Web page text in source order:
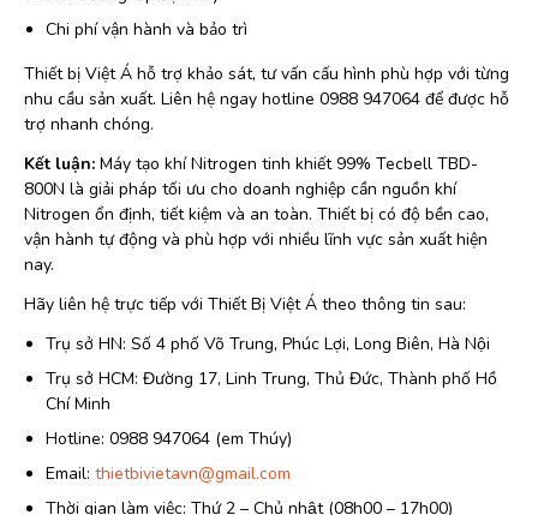
Chi phí vận hành và bảo trì
Thiết bị Việt Á hỗ trợ khảo sát, tư vấn cấu hình phù hợp với từng
nhu cầu sản xuất. Liên hệ ngay hotline 0988 947064 để được hỗ
trợ nhanh chóng.
Kết luận: Máy tạo khí Nitrogen tinh khiết 99% Tecbell TBD-
800N là giải pháp tối ưu cho doanh nghiệp cần nguồn khí
Nitrogen ổn định, tiết kiệm và an toàn. Thiết bị có độ bền cao,
vận hành tự động và phù hợp với nhiều lĩnh vực sản xuất hiện
nay.
Hãy liên hệ trực tiếp với Thiết Bị Việt Á theo thông tin sau:
Trụ sở HN: Số 4 phố Võ Trung, Phúc Lợi, Long Biên, Hà Nội
Trụ sở HCM: Đường 17, Linh Trung, Thủ Đức, Thành phố Hồ
Chí Minh
Hotline: 0988 947064 (em Thúy)
Email: thietbivietavn@gmail.com
Thời gian làm việc: Thứ 2 – Chủ nhật (08h00 – 17h00)